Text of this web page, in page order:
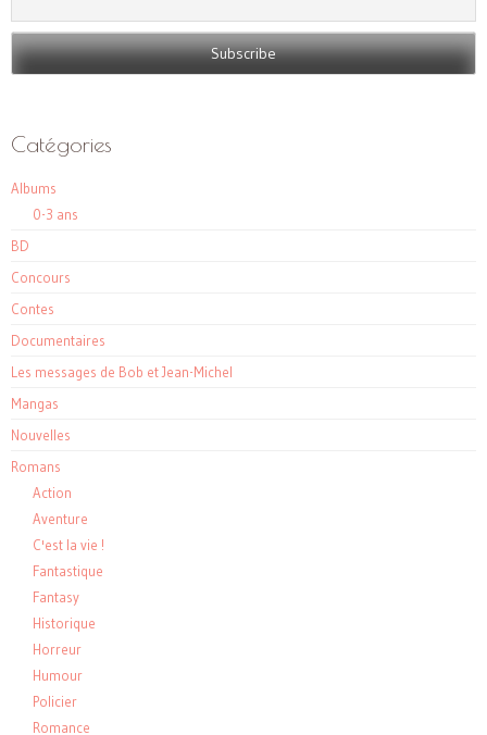
Catégories
Albums
0-3 ans
BD
Concours
Contes
Documentaires
Les messages de Bob et Jean-Michel
Mangas
Nouvelles
Romans
Action
Aventure
C'est la vie !
Fantastique
Fantasy
Historique
Horreur
Humour
Policier
Romance